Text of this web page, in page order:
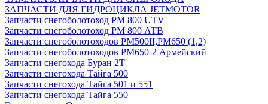
ЗАПЧАСТИ ДЛЯ ГИДРОЦИКЛА JETMOTOR
Запчасти снегоболотоход РМ 800 UTV
Запчасти снегоболотоход РМ 800 АТВ
Запчасти снегоболотоходов РМ500II,РМ650 (1,2)
Запчасти снегоболотоходов РМ650-2 Армейский
Запчасти снегохода Буран 2Т
Запчасти снегохода Тайга 500
Запчасти снегохода Тайга 501 и 551
Запчасти снегохода Тайга 550